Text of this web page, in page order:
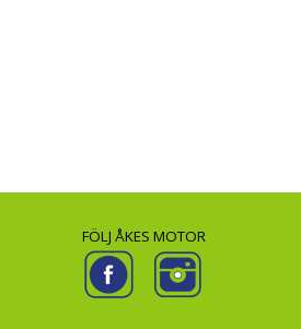
FÖLJ ÅKES MOTOR